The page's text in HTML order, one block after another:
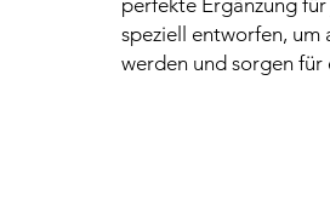
perfekte Ergänzung
speziell entworfen, um
werden und sorgen